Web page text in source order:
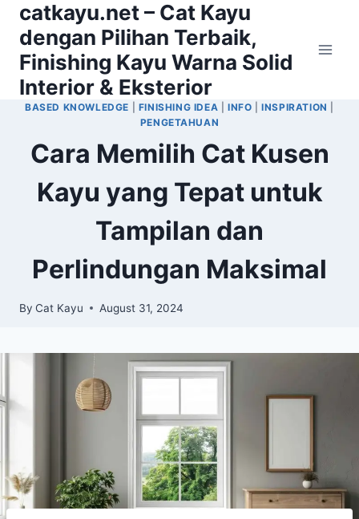
Skip
content
catkayu.net – Cat Kayu
dengan Pilihan Terbaik,
Finishing Kayu Warna Solid
Interior & Eksterior
BASED KNOWLEDGE FINISHING IDEA INFO |INSPIRATION
PENGETAHUAN
Cara Memilih Cat Kusen
Kayu yang Tepat untuk
Tampilan dan
Perlindungan Maksimal
By Cat Kayu August 31, 2024